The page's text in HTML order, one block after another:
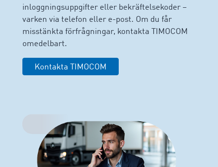
inloggningsuppgifter eller bekräftelsekoder –
varken via telefon eller e-post. Om du får
misstänkta förfrågningar, kontakta TIMOCOM
omedelbart.
Kontakta TIMOCOM